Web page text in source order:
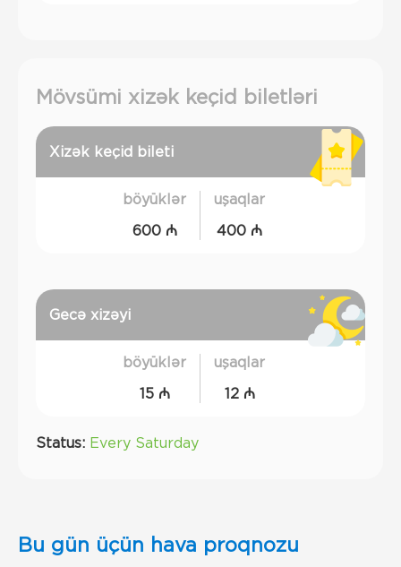
Mövsümi xizək keçid biletləri
Xizək keçid bileti
böyüklər
600 ₼
uşaqlar
400 ₼
Gecə xizəyi
böyüklər
15 ₼
uşaqlar
12 ₼
Status: Every Saturday
Bu gün üçün hava proqnozu